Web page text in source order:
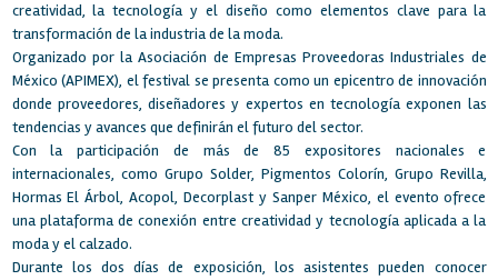
creatividad, la tecnología y el diseño como elementos clave para la
transformación de la industria de la moda.
Organizado por la Asociación de Empresas Proveedoras Industriales de
México (APIMEX), el festival se presenta como un epicentro de innovación
donde proveedores, diseñadores y expertos en tecnología exponen las
tendencias y avances que definirán el futuro del sector.
Con la participación de más de 85 expositores nacionales e
internacionales, como Grupo Solder, Pigmentos Colorín, Grupo Revilla,
Hormas El Árbol, Acopol, Decorplast y Sanper México, el evento ofrece
una plataforma de conexión entre creatividad y tecnología aplicada a la
moda y el calzado.
Durante los dos días de exposición, los asistentes pueden conocer